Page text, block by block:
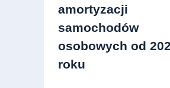
amortyzacji
samochodów
osobowych od
roku